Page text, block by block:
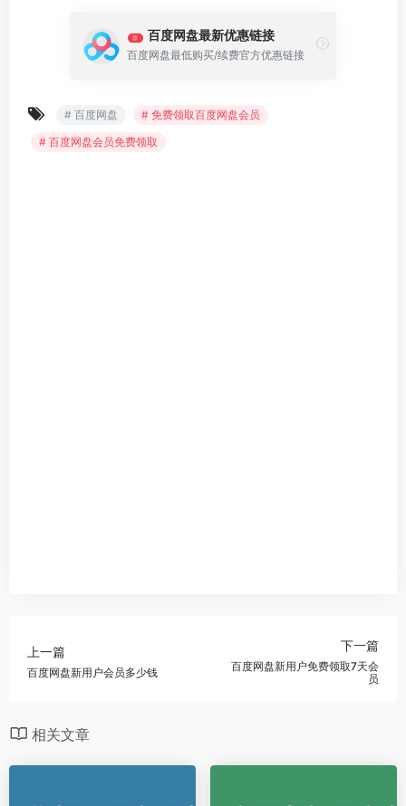
荐 百度网盘最新优惠链接
百度网盘最低购买/续费官方优惠链接
# 百度网盘
# 免费领取百度网盘会员
# 百度网盘会员免费领取
上一篇
百度网盘新用户会员多少钱
下一篇
百度网盘新用户免费领取7天会
员
相关文章